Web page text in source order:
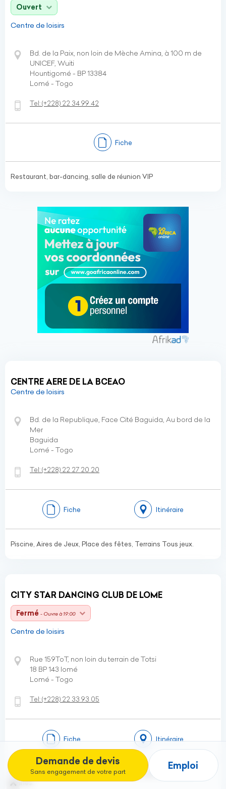
Demande de devis
Sans engagement de votre part
Emploi
Ouvert
Centre de loisirs
Bd. de la Paix, non loin de Mèche Amina, à 100 m de
UNICEF, Wuiti
Hountigomé - BP 13384
Lomé - Togo
Tel:(+228) 22 34 99 42
Fiche
Restaurant, bar-dancing, salle de réunion VIP
CENTRE AERE DE LA BCEAO
Centre de loisirs
Bd. de la Republique, Face Cité Baguida, Au bord de la
Mer
Baguida
Lomé - Togo
Tel:(+228) 22 27 20 20
Fiche Itinéraire
Piscine, Aires de Jeux, Place des fêtes, Terrains Tous jeux.
CITY STAR DANCING CLUB DE LOME
Fermé - Ouvre à 19:00
Centre de loisirs
Rue 159ToT, non loin du terrain de Totsi
18 BP 143 lomé
Lomé - Togo
Tel:(+228) 22 33 93 05
Fiche Itinéraire
Enseignement et pratique des danses de salon et danses
latines.